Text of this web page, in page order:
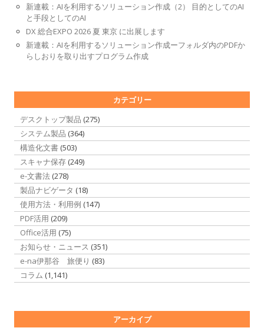
新連載：AIを利用するソリューション作成（2） 目的としてのAI
と手段としてのAI
DX 総合EXPO 2026 夏 東京 に出展します
新連載：AIを利用するソリューション作成ーフォルダ内のPDFか
らしおりを取り出すプログラム作成
カテゴリー
デスクトップ製品 (275)
システム製品 (364)
構造化文書 (503)
スキャナ保存 (249)
e-文書法 (278)
製品ナビゲータ (18)
使用方法・利用例 (147)
PDF活用 (209)
Office活用 (75)
お知らせ・ニュース (351)
e-na伊那谷 旅便り (83)
コラム (1,141)
アーカイブ